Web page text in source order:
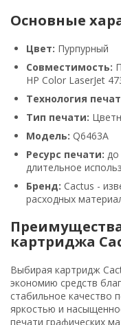
Основные
Цвет: Пурпурный
Совместимость:
HP Color LaserJet
Технология
Тип печати:
Модель: Q6463A
Ресурс печати: до
длительное
Бренд: Cactus -
расходных
картриджа
Выбирая картридж
экономию средств
стабильное качество
яркостью и
печати графических